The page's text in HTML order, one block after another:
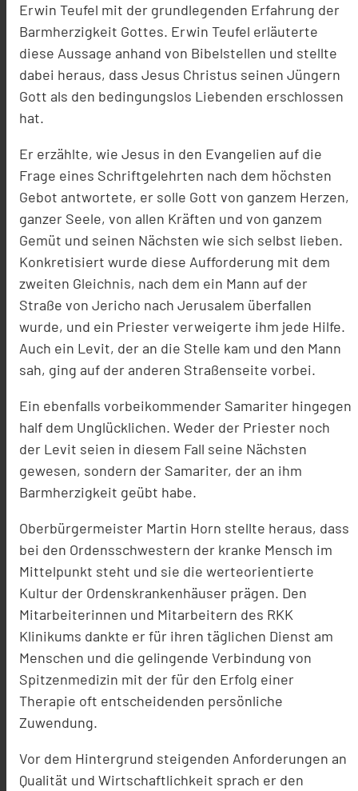
Erwin Teufel mit der grundlegenden Erfahrung der
Barmherzigkeit Gottes. Erwin Teufel erläuterte
diese Aussage anhand von Bibelstellen und stellte
dabei heraus, dass Jesus Christus seinen Jüngern
Gott als den bedingungslos Liebenden erschlossen
hat.
Er erzählte, wie Jesus in den Evangelien auf die
Frage eines Schriftgelehrten nach dem höchsten
Gebot antwortete, er solle Gott von ganzem Herzen,
ganzer Seele, von allen Kräften und von ganzem
Gemüt und seinen Nächsten wie sich selbst lieben.
Konkretisiert wurde diese Aufforderung mit dem
zweiten Gleichnis, nach dem ein Mann auf der
Straße von Jericho nach Jerusalem überfallen
wurde, und ein Priester verweigerte ihm jede Hilfe.
Auch ein Levit, der an die Stelle kam und den Mann
sah, ging auf der anderen Straßenseite vorbei.
Ein ebenfalls vorbeikommender Samariter hingegen
half dem Unglücklichen. Weder der Priester noch
der Levit seien in diesem Fall seine Nächsten
gewesen, sondern der Samariter, der an ihm
Barmherzigkeit geübt habe.
Oberbürgermeister Martin Horn stellte heraus, dass
bei den Ordensschwestern der kranke Mensch im
Mittelpunkt steht und sie die werteorientierte
Kultur der Ordenskrankenhäuser prägen. Den
Mitarbeiterinnen und Mitarbeitern des RKK
Klinikums dankte er für ihren täglichen Dienst am
Menschen und die gelingende Verbindung von
Spitzenmedizin mit der für den Erfolg einer
Therapie oft entscheidenden persönliche
Zuwendung.
Vor dem Hintergrund steigenden Anforderungen an
Qualität und Wirtschaftlichkeit sprach er den